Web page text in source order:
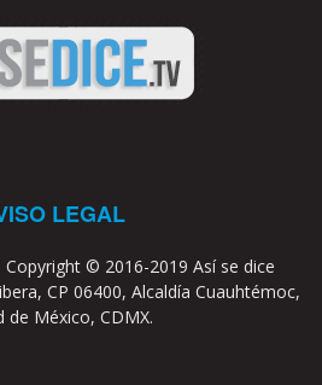
LEGAL
© 2016-2019 Así se dice
CP 06400, Alcaldía Cuauhtémoc,
de México, CDMX.